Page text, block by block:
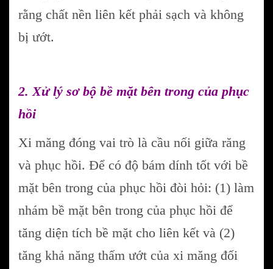
rằng chất nền liên kết phải sạch và không
bị ướt.
2. Xử lý sơ bộ bề mặt bên trong của phục
hồi
Xi măng đóng vai trò là cầu nối giữa răng
và phục hồi. Để có độ bám dính tốt với bề
mặt bên trong của phục hồi đòi hỏi: (1) làm
nhám bề mặt bên trong của phục hồi để
tăng diện tích bề mặt cho liên kết và (2)
tăng khả năng thấm ướt của xi măng đối